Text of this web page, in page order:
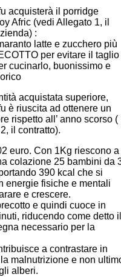
acquisterà il porridge
Afric (vedi Allegato 1, il
:
latte e zucchero più
per evitare il taglio
cucinarlo, buonissimo e
acquistata superiore,
è riuscita ad ottenere un
rispetto all’ anno scorso (
il contratto).
euro. Con 1Kg riescono a
colazione 25 bambini da
390 kcal che si
energie fisiche e mentali
e crescere.
e quindi cuoce in
riducendo come detto il
necessario per la
a contrastare in
malnutrizione e non
alberi.